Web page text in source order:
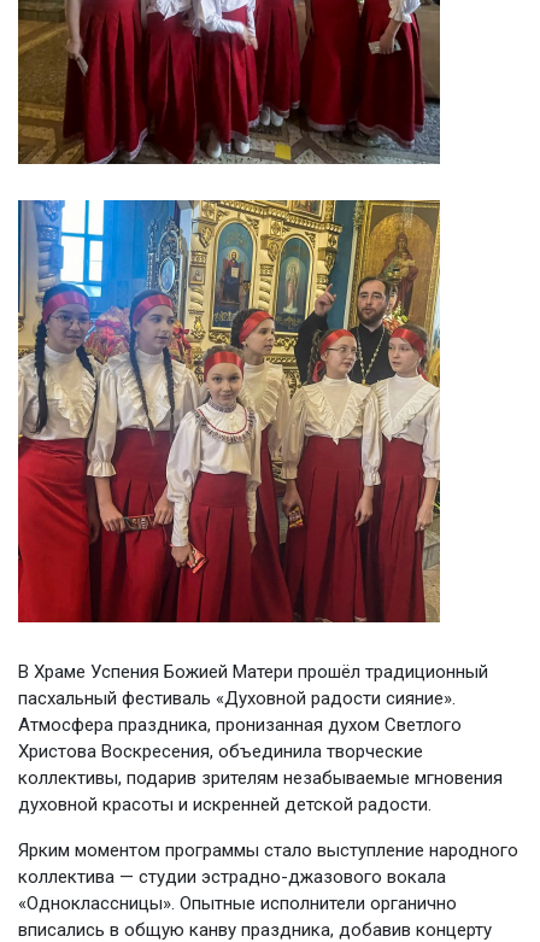
В Храме Успения Божией Матери прошёл традиционный
пасхальный фестиваль «Духовной радости сияние».
Атмосфера праздника, пронизанная духом Светлого
Христова Воскресения, объединила творческие
коллективы, подарив зрителям незабываемые мгновения
духовной красоты и искренней детской радости.
Ярким моментом программы стало выступление народного
коллектива — студии эстрадно-джазового вокала
«Одноклассницы». Опытные исполнители органично
вписались в общую канву праздника, добавив концерту